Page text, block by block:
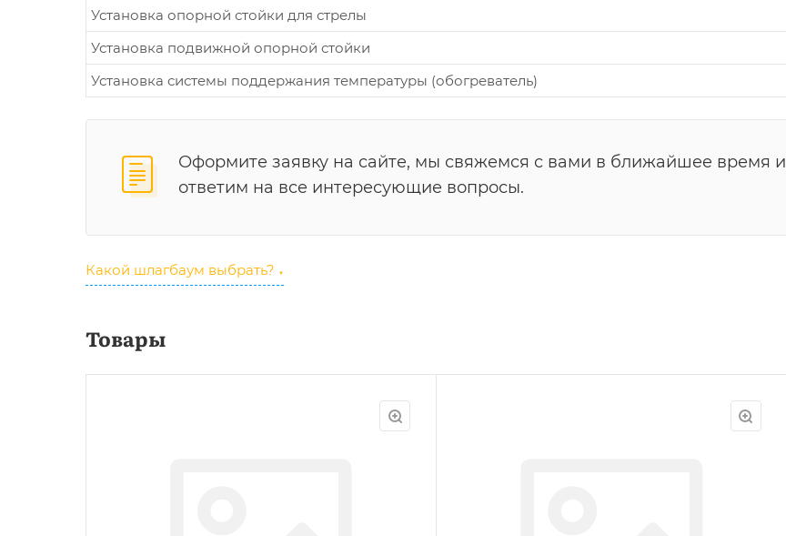
Установка опорной стойки для стрелы
Установка подвижной опорной стойки
Установка системы поддержания температуры (обогреватель)
Оформите заявку на сайте, мы свяжемся с вами в ближайшее время и
ответим на все интересующие вопросы.
Какой шлагбаум выбрать? ▼
Товары